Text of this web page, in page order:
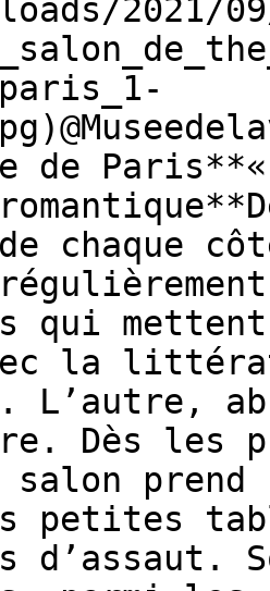
2021/
de
chaque
qui
la
L’autre,
Dès les
prend
petites